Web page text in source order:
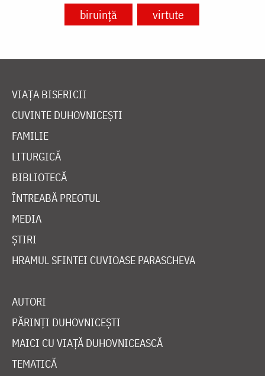
biruință
virtute
VIAȚA BISERICII
CUVINTE DUHOVNICEȘTI
FAMILIE
LITURGICĂ
BIBLIOTECĂ
ÎNTREABĂ PREOTUL
MEDIA
ȘTIRI
HRAMUL SFINTEI CUVIOASE PARASCHEVA
AUTORI
PĂRINȚI DUHOVNICEȘTI
MAICI CU VIAȚĂ DUHOVNICEASCĂ
TEMATICĂ